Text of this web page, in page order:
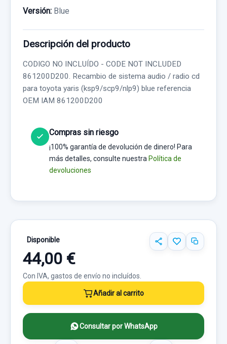
Versión: Blue
Descripción del producto
CODIGO NO INCLUÍDO - CODE NOT INCLUDED
861200D200. Recambio de sistema audio / radio cd
para toyota yaris (ksp9/scp9/nlp9) blue referencia
OEM IAM 861200D200
Compras sin riesgo
¡100% garantía de devolución de dinero! Para
más detalles, consulte nuestra Política de
devoluciones
Disponible
44,00 €
Con IVA, gastos de envío no incluídos.
Añadir al carrito
Consultar por WhatsApp